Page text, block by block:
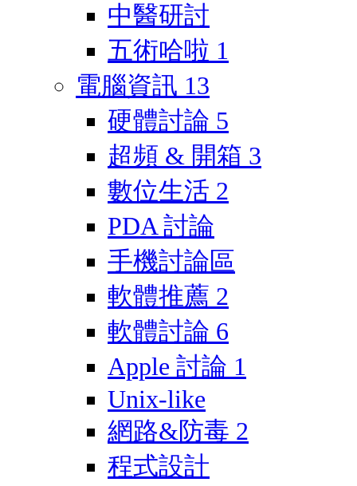
中醫研討
五術哈啦 1
電腦資訊 13
硬體討論 5
超頻 & 開箱 3
數位生活 2
PDA 討論
手機討論區
軟體推薦 2
軟體討論 6
Apple 討論 1
Unix-like
網路&防毒 2
程式設計